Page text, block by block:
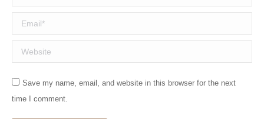
Email *
Website
Save my name, email, and website in this browser for the next
time I comment.